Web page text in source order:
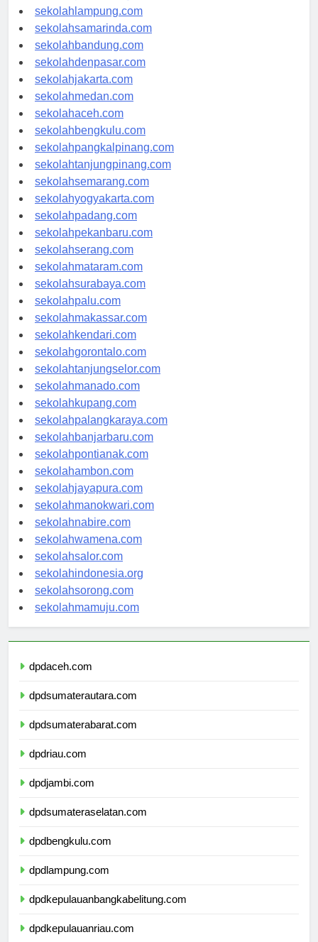
sekolahpalembang.com
sekolahlampung.com
sekolahsamarinda.com
sekolahbandung.com
sekolahdenpasar.com
sekolahjakarta.com
sekolahmedan.com
sekolahaceh.com
sekolahbengkulu.com
sekolahpangkalpinang.com
sekolahtanjungpinang.com
sekolahsemarang.com
sekolahyogyakarta.com
sekolahpadang.com
sekolahpekanbaru.com
sekolahserang.com
sekolahmataram.com
sekolahsurabaya.com
sekolahpalu.com
sekolahmakassar.com
sekolahkendari.com
sekolahgorontalo.com
sekolahtanjungselor.com
sekolahmanado.com
sekolahkupang.com
sekolahpalangkaraya.com
sekolahbanjarbaru.com
sekolahpontianak.com
sekolahambon.com
sekolahjayapura.com
sekolahmanokwari.com
sekolahnabire.com
sekolahwamena.com
sekolahsalor.com
sekolahindonesia.org
sekolahsorong.com